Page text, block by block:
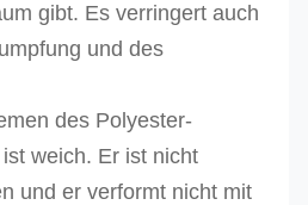
gibt. Es verringert auch
und des
des Polyester-
weich. Er ist nicht
und er verformt nicht mit